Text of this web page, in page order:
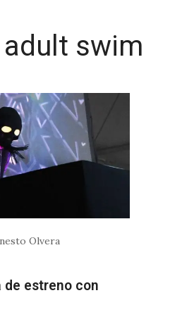
adult swim
Olvera
de estreno con